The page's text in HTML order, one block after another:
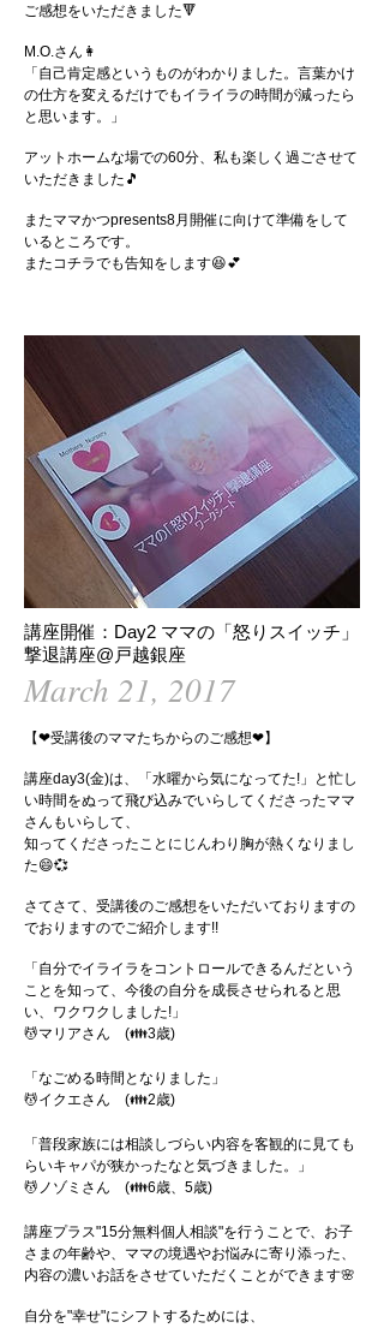
ご感想をいただきました🔻
M.O.さん👩
「自己肯定感というものがわかりました。言葉かけ
の仕方を変えるだけでもイライラの時間が減ったら
と思います。」
アットホームな場での60分、私も楽しく過ごさせて
いただきました🎵
またママかつpresents8月開催に向けて準備をして
いるところです。
またコチラでも告知をします😆💕
講座開催：Day2 ママの「怒りスイッチ」
撃退講座@戸越銀座
March 21, 2017
【❤受講後のママたちからのご感想❤】
講座day3(金)は、「水曜から気になってた!」と忙し
い時間をぬって飛び込みでいらしてくださったママ
さんもいらして、
知ってくださったことにじんわり胸が熱くなりまし
た😄💞
さてさて、受講後のご感想をいただいておりますの
でおりますのでご紹介します!!
「自分でイライラをコントロールできるんだという
ことを知って、今後の自分を成長させられると思
い、ワクワクしました!」
💆マリアさん (👪3歳)
「なごめる時間となりました」
💆イクエさん (👪2歳)
「普段家族には相談しづらい内容を客観的に見ても
らいキャパが狭かったなと気づきました。」
💆ノゾミさん (👪6歳、5歳)
講座プラス"15分無料個人相談"を行うことで、お子
さまの年齢や、ママの境遇やお悩みに寄り添った、
内容の濃いお話をさせていただくことができます🌸
自分を"幸せ"にシフトするためには、